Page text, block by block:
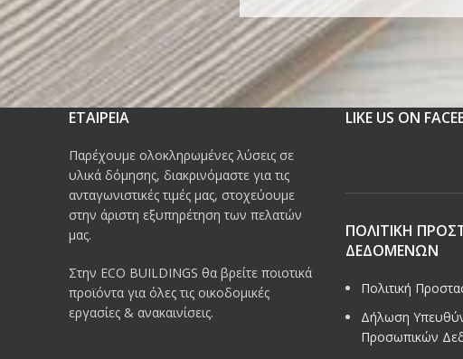
ΕΤΑΙΡΕΙΑ
Παρέχουμε ολοκληρωμένες λύσεις σε
υλικά δόμησης, διακρινόμαστε για τις
ανταγωνιστικές τιμές μας, στοχεύουμε
στην άριστη εξυπηρέτηση των πελατών
μας.
Στην ECO BUILDINGS θα βρείτε ποιοτικά
προϊόντα για όλες τις οικοδομικές
εργασίες & ανακαινίσεις.
LIKE US ON
ΠΟΛΙΤΙΚΗ
ΔΕΔΟΜΕΝΩΝ
Πολιτική
Δήλωση
Προσωπικών